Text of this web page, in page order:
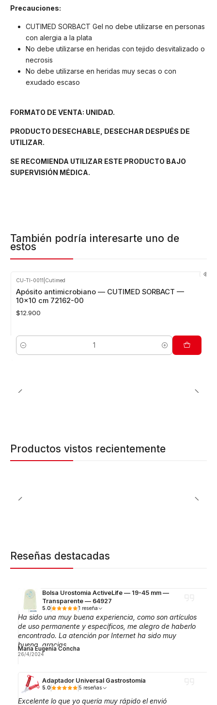
Precauciones:
CUTIMED SORBACT Gel no debe utilizarse en personas
con alergia a la plata
No debe utilizarse en heridas con tejido desvitalizado o
necrosis
No debe utilizarse en heridas muy secas o con
exudado escaso
FORMATO DE VENTA: UNIDAD.
PRODUCTO DESECHABLE, DESECHAR DESPUÉS DE
UTILIZAR.
SE RECOMIENDA UTILIZAR ESTE PRODUCTO BAJO
SUPERVISIÓN MÉDICA.
También podría interesarte uno de
estos
CU-TI-0011 Cutimed
Apósito antimicrobiano — CUTIMED SORBACT —
10x10 cm 72162-00
$12.900
Cantidad
Productos vistos recientemente
Reseñas destacadas
Bolsa Urostomia ActiveLife — 19-45 mm —
Transparente — 64927
5.0 1 reseña
Ha sido una muy buena experiencia, como son artículos
de uso permanente y específicos, me alegro de haberlo
encontrado. La atención por Internet ha sido muy
buena, gracias.
Maria Eugenia Concha
26/4/2024
Adaptador Universal Gastrostomía
5.0 5 reseñas
Excelente lo que yo quería muy rápido el envió